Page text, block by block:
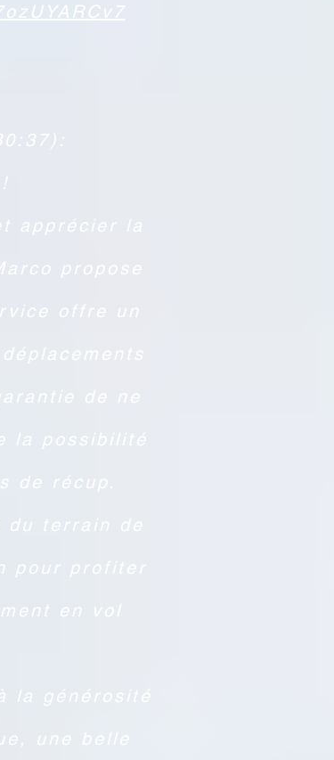
apprécier la
propose
offre un
de ne
la possibilité
de récup.
terrain de
pour profiter
en vol
la générosité
une belle